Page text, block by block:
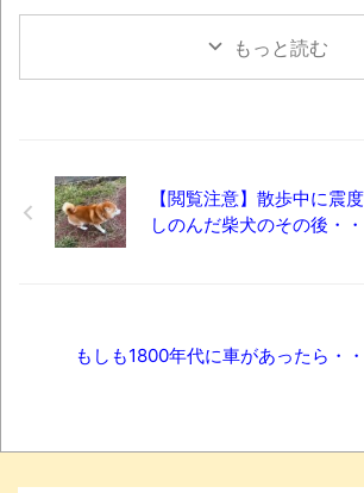
もっと読む
【閲覧注意】散歩中に震
しのんだ柴犬のその後・・
もしも1800年代に車があったら・・